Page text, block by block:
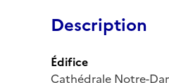
Description
Édifice
Cathédrale Notre-